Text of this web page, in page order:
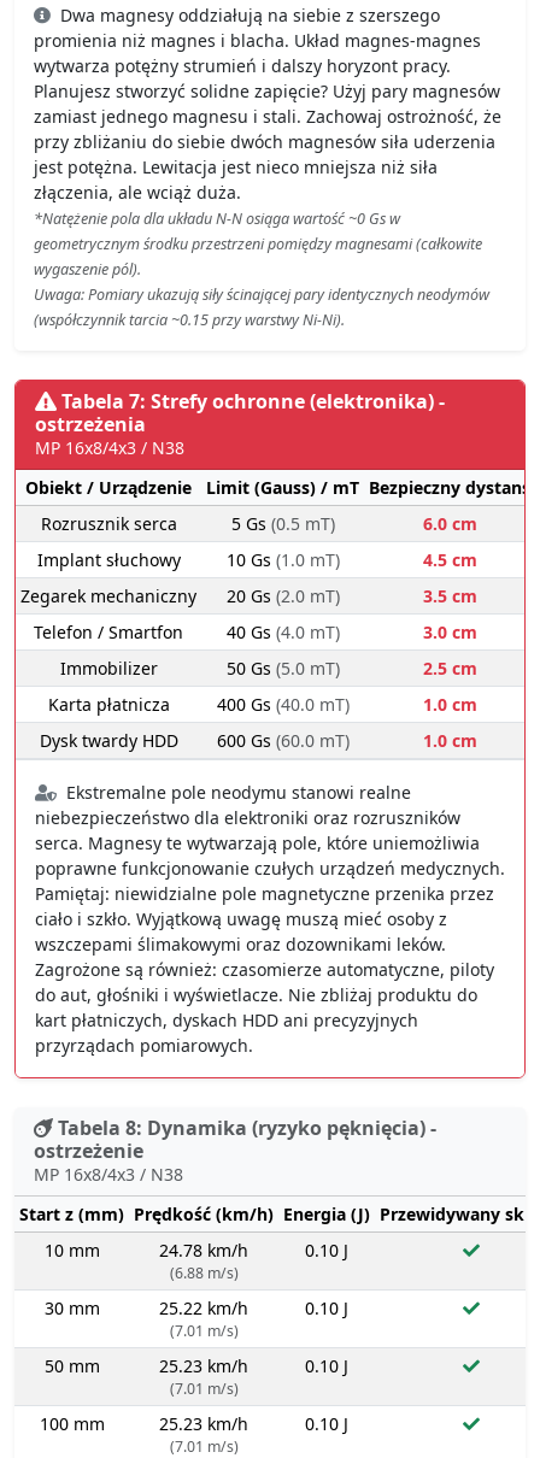
Dwa magnesy oddziałują na siebie z szerszego
promienia niż magnes i blacha. Układ magnes-magnes
wytwarza potężny strumień i dalszy horyzont pracy.
Planujesz stworzyć solidne zapięcie? Użyj pary magnesów
zamiast jednego magnesu i stali. Zachowaj ostrożność, że
przy zbliżaniu do siebie dwóch magnesów siła uderzenia
jest potężna. Lewitacja jest nieco mniejsza niż siła
złączenia, ale wciąż duża.
*Natężenie pola dla układu N-N osiąga wartość ~0 Gs w
geometrycznym środku przestrzeni pomiędzy magnesami (całkowite
wygaszenie pól).
Uwaga: Pomiary ukazują siły ścinającej pary identycznych neodymów
(współczynnik tarcia ~0.15 przy warstwy Ni-Ni).
Tabela 7: Strefy ochronne (elektronika) -
ostrzeżenia
MP 16x8/4x3 / N38
Obiekt / Urządzenie
Limit (Gauss) / mT Bezpieczny dystans
Rozrusznik serca
5 Gs (0.5 mT)
6.0 cm
Implant słuchowy
10 Gs (1.0 mT)
4.5 cm
Zegarek mechaniczny
20 Gs (2.0 mT)
3.5 cm
Telefon / Smartfon
40 Gs (4.0 mT)
3.0 cm
Immobilizer
50 Gs (5.0 mT)
2.5 cm
Karta płatnicza
400 Gs (40.0 mT)
1.0 cm
Dysk twardy HDD
600 Gs (60.0 mT) 1.0 cm
Ekstremalne pole neodymu stanowi realne
niebezpieczeństwo dla elektroniki oraz rozruszników
serca. Magnesy te wytwarzają pole, które uniemożliwia
poprawne funkcjonowanie czułych urządzeń medycznych.
Pamiętaj: niewidzialne pole magnetyczne przenika przez
ciało i szkło. Wyjątkową uwagę muszą mieć osoby z
wszczepami ślimakowymi oraz dozownikami leków.
Zagrożone są również: czasomierze automatyczne, piloty
do aut, głośniki i wyświetlacze. Nie zbliżaj produktu do
kart płatniczych, dyskach HDD ani precyzyjnych
przyrządach pomiarowych.
Tabela 8: Dynamika (ryzyko pęknięcia) -
ostrzeżenie
MP 16x8/4x3 / N38
Start z (mm) Prędkość (km/h) Energia (J) Przewidywany
10 mm
24.78 km/h
(6.88 m/s)
0.10 J
30 mm 25.22 km/h
(7.01 m/s)
0.10 J
50 mm 25.23 km/h
(7.01 m/s)
0.10 J
100 mm 25.23 km/h
(7.01 m/s)
0.10 J